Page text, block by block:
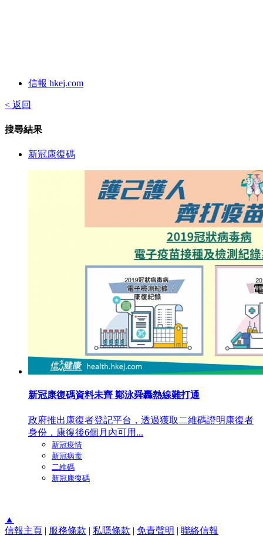
信報 hkej.com
< 返回
搜尋結果
新冠康復碼
新冠康復碼資料未齊 鄭泳舜轟熱線難打通
政府推出康復者登記平台，透過獲取二維碼證明康復者
身份，康復後6個月內可用...
新冠疫情
新冠病毒
二維碼
新冠康復碼
▲
信報主頁 | 服務條款 | 私隱條款 | 免責聲明 | 聯絡信報